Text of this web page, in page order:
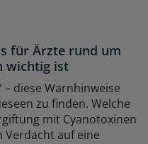
für Ärzte rund um
wichtig ist
– diese Warnhinweise
zu finden. Welche
mit Cyanotoxinen
Verdacht auf eine